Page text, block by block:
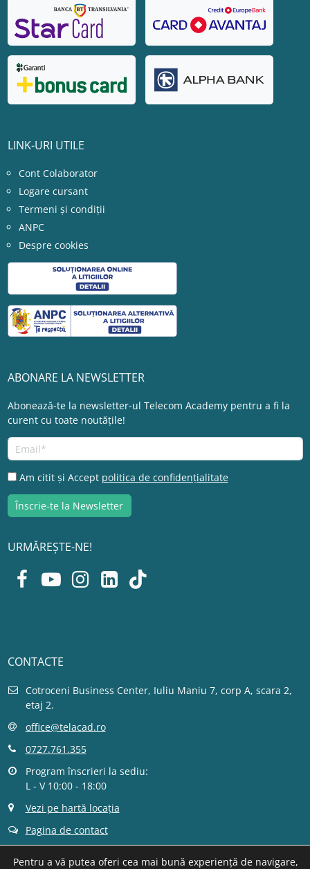
LINK-URI UTILE
Cont Colaborator
Logare cursant
Termeni și condiții
ANPC
Despre cookies
ABONARE LA NEWSLETTER
Abonează-te la newsletter-ul Telecom Academy pentru a fi la
curent cu toate noutățile!
Am citit și Accept politica de confidențialitate
URMĂREȘTE-NE!
CONTACTE
Cotroceni Business Center, Iuliu Maniu 7, corp A, scara 2,
etaj 2.
office@telacad.ro
0727.761.355
Program înscrieri la sediu:
L - V 10:00 - 18:00
Vezi pe hartă locația
Pagina de contact
Pentru a vă putea oferi cea mai bună experiență de navigare,